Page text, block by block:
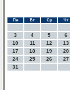
Пн Вт Ср Чт
3
4 5 6
10
11 12 13
17
18 19 20
24
25 26 27
31